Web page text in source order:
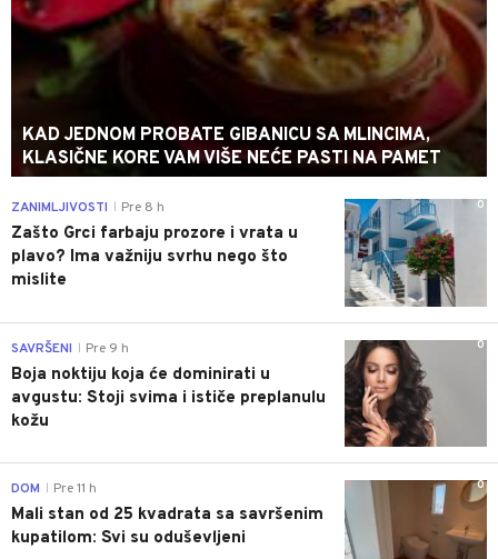
KAD JEDNOM PROBATE GIBANICU SA MLINCIMA,
KLASIČNE KORE VAM VIŠE NEĆE PASTI NA PAMET
0
ZANIMLJIVOSTI Pre 8 h
Zašto Grci farbaju prozore i vrata u
plavo? Ima važniju svrhu nego što
mislite
0
SAVRŠENI Pre 9 h
Boja noktiju koja će dominirati u
avgustu: Stoji svima i ističe preplanulu
kožu
0
DOM Pre 11 h
Mali stan od 25 kvadrata sa savršenim
kupatilom: Svi su oduševljeni